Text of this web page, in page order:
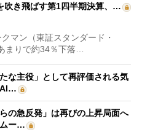
吹き飛ばす第1四半期決算、…
マン（東証スタンダード・
まりで約34％下落…
な主役」として再評価される気
AI…
の急反発」は再びの上昇局面へ
ー…